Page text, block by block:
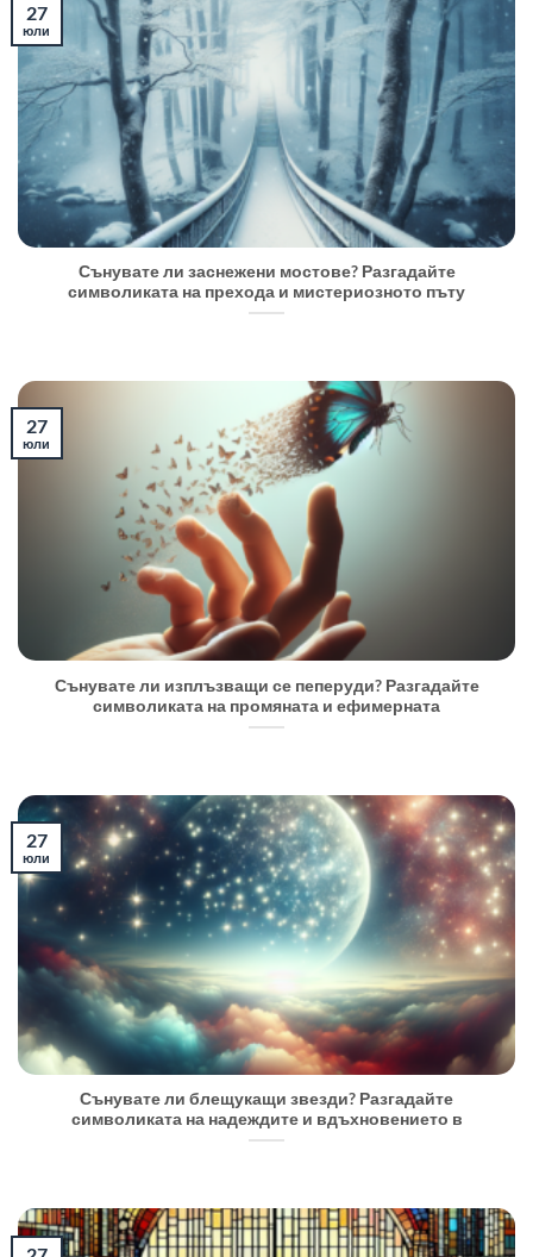
Сънувате ли заснежени мостове? Разгадайте
символиката на прехода и мистериозното пъту
27
юли
Сънувате ли изплъзващи се пеперуди? Разгадайте
символиката на промяната и ефимерната
27
юли
Сънувате ли блещукащи звезди? Разгадайте
символиката на надеждите и вдъхновението в
27
юли